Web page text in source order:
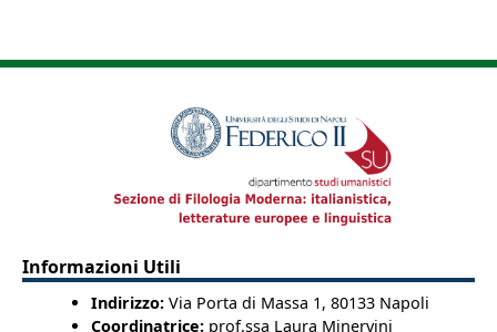
Informazioni Utili
Indirizzo: Via Porta di Massa 1, 80133 Napoli
Coordinatrice: prof.ssa Laura Minervini